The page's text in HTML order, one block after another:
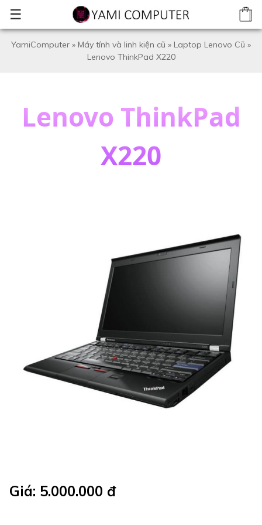
☰
YamiComputer » Máy tính và linh kiện cũ » Laptop Lenovo Cũ »
Lenovo ThinkPad X220
Lenovo ThinkPad
X220
Giá: 5.000.000 đ